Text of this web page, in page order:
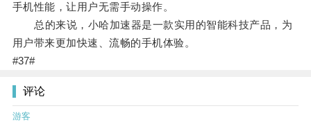
手机性能，让用户无需手动操作。
总的来说，小哈加速器是一款实用的智能科技产品，为
用户带来更加快速、流畅的手机体验。
#37#
评论
游客